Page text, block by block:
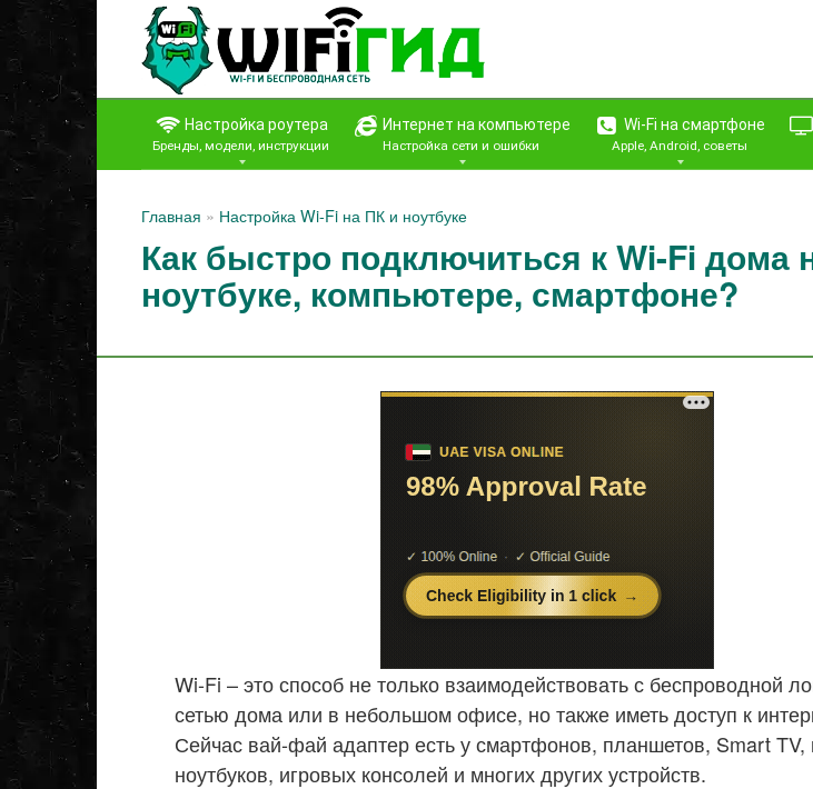
Перейти
контенту
Настройка роутера
Бренды, модели, инструкции
Интернет на компьютере
Настройка сети и ошибки
Wi-Fi на смартфоне
Apple, Android, советы
Главная » Настройка Wi-Fi на ПК и ноутбуке
Как быстро подключиться к Wi-Fi дома
ноутбуке, компьютере, смартфоне?
Wi-Fi – это способ не только взаимодействовать с беспроводной
сетью дома или в небольшом офисе, но также иметь доступ к
Сейчас вай-фай адаптер есть у смартфонов, планшетов, Smart TV,
ноутбуков, игровых консолей и многих других устройств.